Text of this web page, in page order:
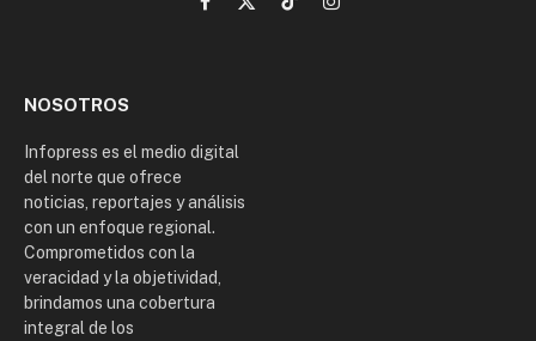
Facebook
X
TikTokInstagram
NOSOTROS
Infopress es el medio digital
del norte que ofrece
noticias, reportajes y análisis
con un enfoque regional.
Comprometidos con la
veracidad y la objetividad,
brindamos una cobertura
integral de los